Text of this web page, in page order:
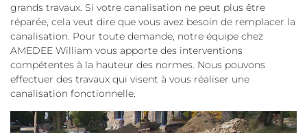
grands travaux. Si votre canalisation ne peut plus être
réparée, cela veut dire que vous avez besoin de remplacer la
canalisation. Pour toute demande, notre équipe chez
AMEDEE William vous apporte des interventions
compétentes à la hauteur des normes. Nous pouvons
effectuer des travaux qui visent à vous réaliser une
canalisation fonctionnelle.